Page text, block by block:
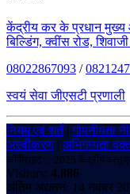
केंद्रीय कर के प्रधान मुख्य
बिल्डिंग, क्वींस रोड,
08022867093 /
स्वयं सेवा जीएसटी प्रणाली
नियम एवं शर्तें|गोपनीयता
अस्वीकरण | अभिगम्यता
कॉपीराइट © 2025 केंद्रीय वस्तु
Visitors: 4,886
अंतिम अद्यतन: 14 नवंबर